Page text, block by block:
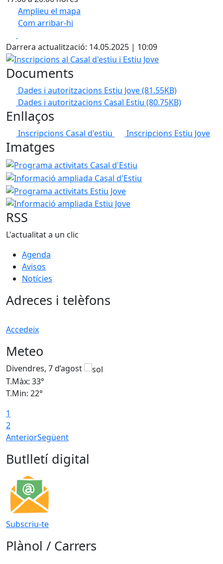
Amplieu el mapa
Com arribar-hi
+
−
Darrera actualització: 14.05.2025 | 10:09
Inscripcions al Casal d'estiu i Estiu Jove
Documents
Dades i autoritzacions Estiu Jove(81.55KB)
Dades i autoritzacions Casal Estiu (80.75KB)
Enllaços
Inscripcions Casal d'estiu Inscripcions Estiu Jove
Imatges
Programa activitats Casal d'Estiu
Informació ampliada
RSS
L'actualitat a un clic
Agenda
Avisos
Notícies
Adreces i telèfons
Accedeix
Meteo
Divendres, 7 d’agost
T.Màx: 33°
T.Min: 22°
1
2
AnteriorSegüent
Butlletí digital
Subscriu-te
Plànol / Carrers